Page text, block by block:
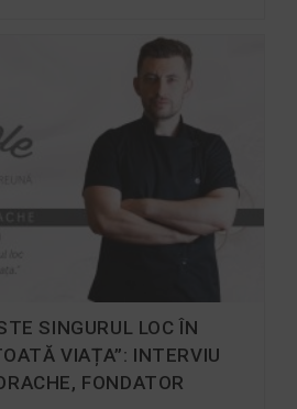
SINGURUL LOC ÎN
VIAȚA”: INTERVIU
FONDATOR